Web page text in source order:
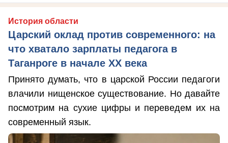
История области
Царский оклад против современного: на
что хватало зарплаты педагога в
Таганроге в начале ХХ века
Принято думать, что в царской России педагоги
влачили нищенское существование. Но давайте
посмотрим на сухие цифры и переведем их на
современный язык.